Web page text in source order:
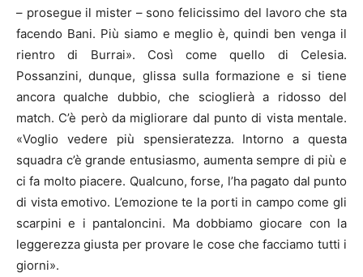
– prosegue il mister – sono felicissimo del lavoro che sta
facendo Bani. Più siamo e meglio è, quindi ben venga il
rientro di Burrai». Così come quello di Celesia.
Possanzini, dunque, glissa sulla formazione e si tiene
ancora qualche dubbio, che scioglierà a ridosso del
match. C’è però da migliorare dal punto di vista mentale.
«Voglio vedere più spensieratezza. Intorno a questa
squadra c’è grande entusiasmo, aumenta sempre di più e
ci fa molto piacere. Qualcuno, forse, l’ha pagato dal punto
di vista emotivo. L’emozione te la porti in campo come gli
scarpini e i pantaloncini. Ma dobbiamo giocare con la
leggerezza giusta per provare le cose che facciamo tutti i
giorni».